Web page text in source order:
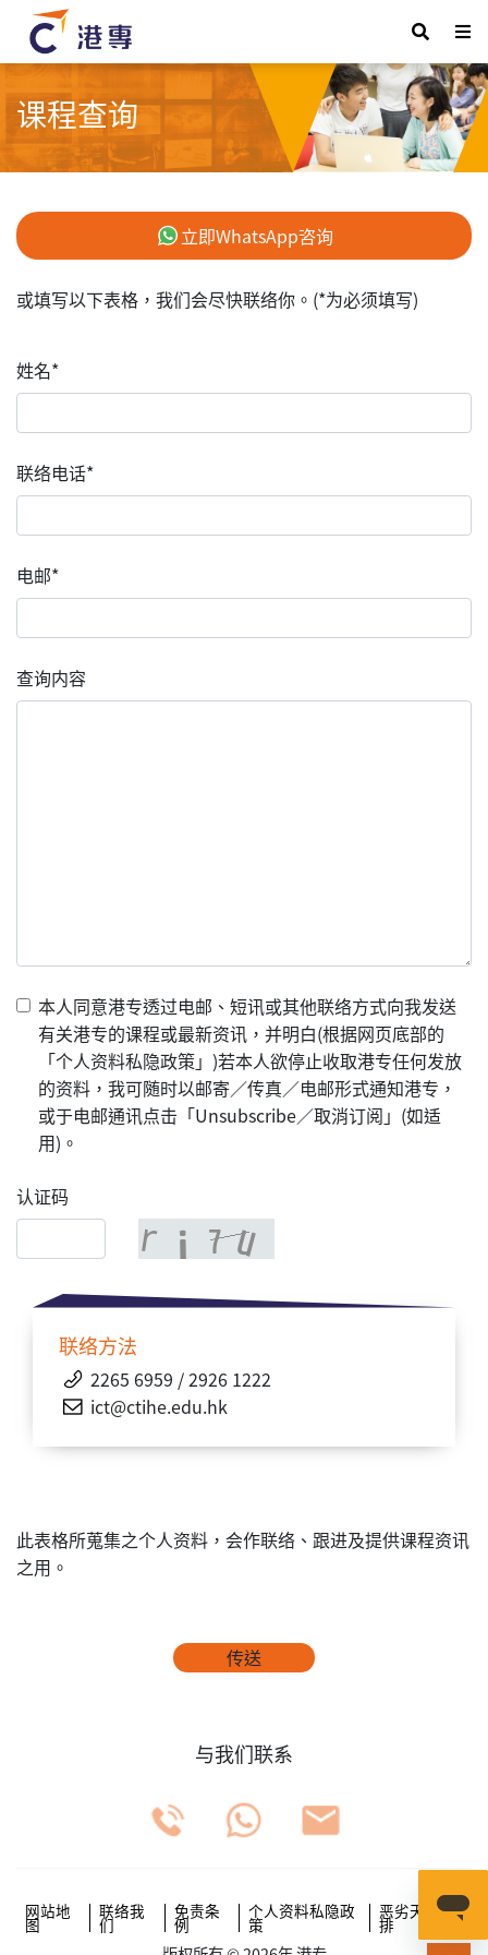
课程查询
立即WhatsApp咨询
或填写以下表格，我们会尽快联络你。(*为必须填写)
姓名*
联络电话*
电邮*
查询内容
本人同意港专透过电邮、短讯或其他联络方式向我发送
有关港专的课程或最新资讯，并明白(根据网页底部的
「个人资料私隐政策」)若本人欲停止收取港专任何发放
的资料，我可随时以邮寄／传真／电邮形式通知港专，
或于电邮通讯点击「Unsubscribe／取消订阅」(如适
用)。
认证码
联络方法
2265 6959 / 2926 1222
ict@ctihe.edu.hk
此表格所蒐集之个人资料，会作联络、跟进及提供课程资讯
之用。
传送
与我们联系
网站地
图
联络我
们
免责条
例
个人资料私隐政
策
恶劣天气安
排